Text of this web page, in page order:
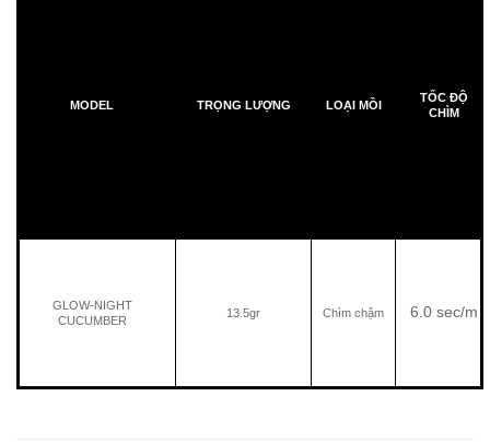
MODEL TRỌNG LƯỢNG LOẠI MỒI
TỐC ĐỘ
CHÌM
GLOW-NIGHT
CUCUMBER
13.5gr Chìm chậm 6.0 sec/m